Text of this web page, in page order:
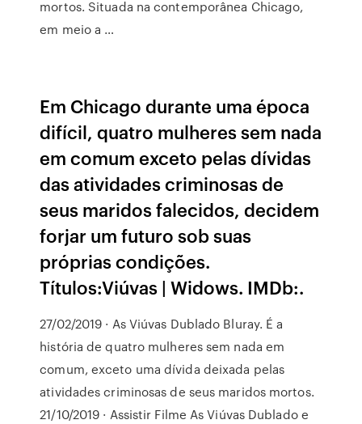
mortos. Situada na contemporânea Chicago,
em meio a …
Em Chicago durante uma época
difícil, quatro mulheres sem nada
em comum exceto pelas dívidas
das atividades criminosas de
seus maridos falecidos, decidem
forjar um futuro sob suas
próprias condições.
Títulos:Viúvas | Widows. IMDb:.
27/02/2019 · As Viúvas Dublado Bluray. É a
história de quatro mulheres sem nada em
comum, exceto uma dívida deixada pelas
atividades criminosas de seus maridos mortos.
21/10/2019 · Assistir Filme As Viúvas Dublado e